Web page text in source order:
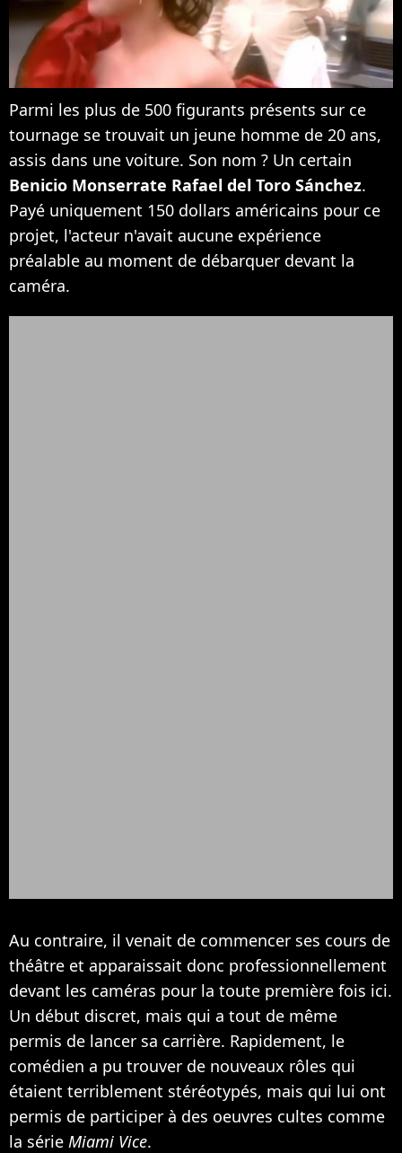
Parmi les plus de 500 figurants présents sur ce
tournage se trouvait un jeune homme de 20 ans,
assis dans une voiture. Son nom ? Un certain
Benicio Monserrate Rafael del Toro Sánchez.
Payé uniquement 150 dollars américains pour ce
projet, l'acteur n'avait aucune expérience
préalable au moment de débarquer devant la
caméra.
Au contraire, il venait de commencer ses cours de
théâtre et apparaissait donc professionnellement
devant les caméras pour la toute première fois ici.
Un début discret, mais qui a tout de même
permis de lancer sa carrière. Rapidement, le
comédien a pu trouver de nouveaux rôles qui
étaient terriblement stéréotypés, mais qui lui ont
permis de participer à des oeuvres cultes comme
la série Miami Vice.